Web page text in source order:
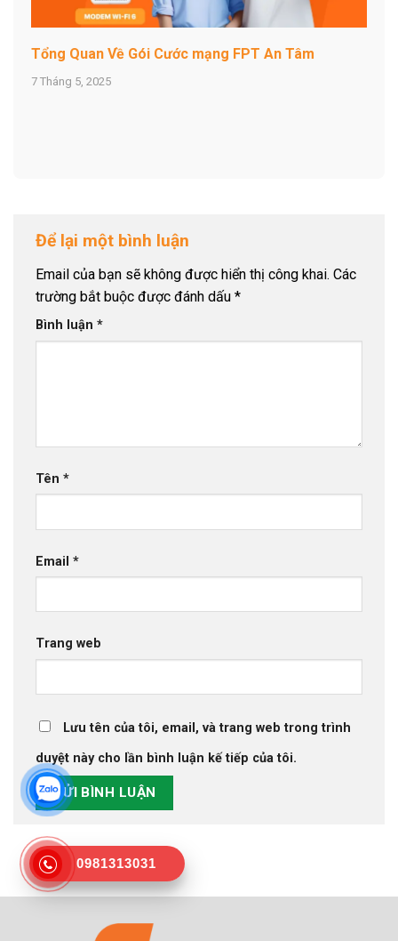
Tổng Quan Về Gói Cước mạng FPT An Tâm
7 Tháng 5, 2025
Để lại một bình luận
Email của bạn sẽ không được hiển thị công khai. Các
trường bắt buộc được đánh dấu *
Bình luận *
Tên *
Email *
Trang web
Lưu tên của tôi, email, và trang web trong trình
duyệt này cho lần bình luận kế tiếp của tôi.
0981313031